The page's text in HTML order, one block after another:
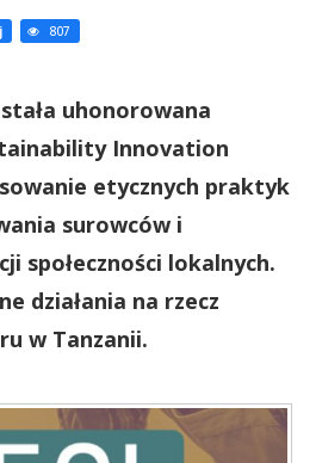
807
uhonorowana
Innovation
etycznych praktyk
surowców i
społeczności lokalnych.
działania na rzecz
w Tanzanii.